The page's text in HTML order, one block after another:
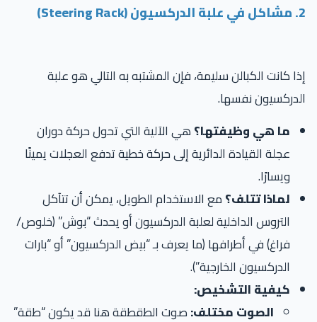
2. مشاكل في علبة الدركسيون (Steering Rack)
إذا كانت الكبالن سليمة، فإن المشتبه به التالي هو علبة
الدركسيون نفسها.
ما هي وظيفتها؟هي الآلية التي تحول حركة دوران
عجلة القيادة الدائرية إلى حركة خطية تدفع العجلات يمينًا
ويسارًا.
لماذا تتلف؟مع الاستخدام الطويل، يمكن أن تتآكل
التروس الداخلية لعلبة الدركسيون أو يحدث “بوش” (خلوص/
فراغ) في أطرافها (ما يعرف بـ “بيض الدركسيون” أو “بارات
الدركسيون الخارجية”).
كيفية التشخيص:
الصوت مختلف:صوت الطقطقة هنا قد يكون “طقة”